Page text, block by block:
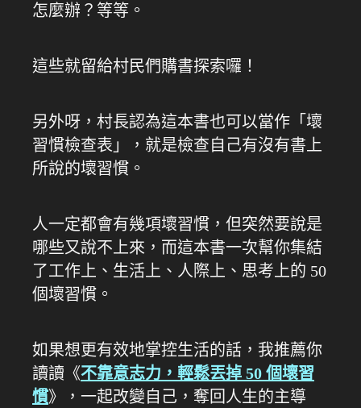
怎麼辦？等等。
這些就留給村民們購書探索囉！
另外呀，村長認為這本書也可以當作「壞
習慣檢查表」，就是檢查自己有沒有書上
所說的壞習慣。
人一定都會有幾項壞習慣，但突然要說是
哪些又說不上來，而這本書一次幫你集結
了工作上、生活上、人際上、思考上的 50
個壞習慣。
如果想更有效地掌控生活的話，我推薦你
讀讀《不靠意志力，輕鬆丟掉 50 個壞習
慣》，一起改變自己，奪回人生的主導